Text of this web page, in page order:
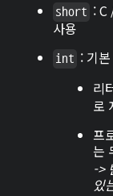
short : C
사용
int : 기
리
로
프
는
->
있